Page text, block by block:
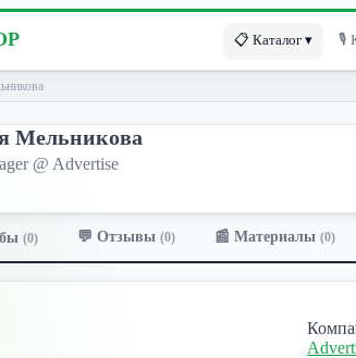
📋 Каталог ▾ 🎙
Мельникова
@ Advertise
(0) 💬 Отзывы (0) 📰 Материалы (0)